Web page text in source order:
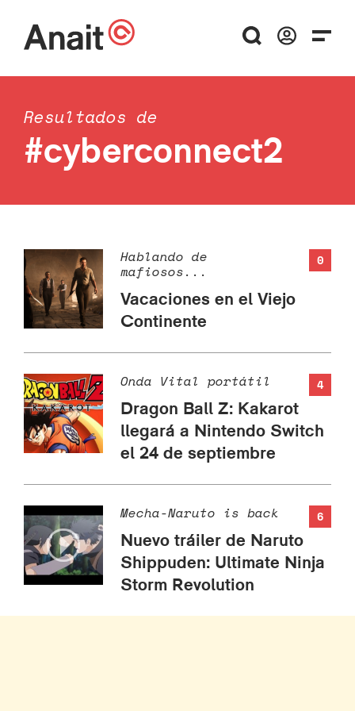
Resultados de
#cyberconnect2
0
Hablando de
mafiosos...
Vacaciones en el Viejo
Continente
4
Onda Vital portátil
Dragon Ball Z: Kakarot
llegará a Nintendo Switch
el 24 de septiembre
6
Mecha-Naruto is back
Nuevo tráiler de Naruto
Shippuden: Ultimate Ninja
Storm Revolution